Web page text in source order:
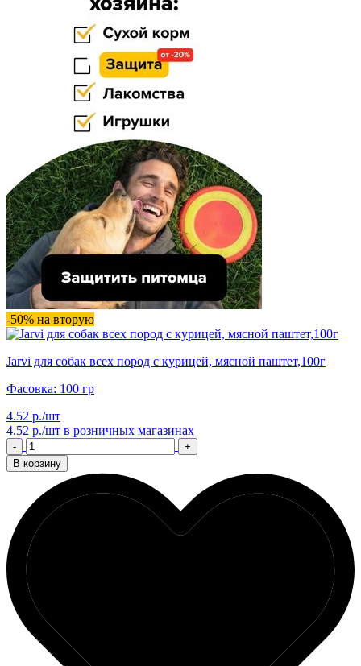
-50% на вторую
Jarvi для собак всех пород с курицей, мясной паштет,100г
Фасовка: 100 гр
4.52 р./шт
4.52 р./шт в розничных магазинах
-
+
В корзину